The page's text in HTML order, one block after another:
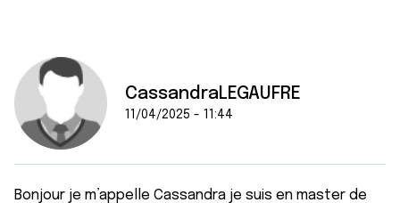
CassandraLEGAUFRE
11/04/2025 - 11:44
Bonjour je m’appelle Cassandra je suis en master de